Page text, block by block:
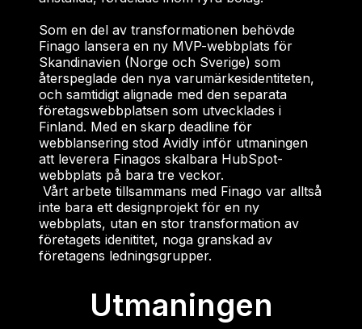
Som en del av transformationen behövde
Finago lansera en ny MVP-webbplats för
Skandinavien (Norge och Sverige) som
återspeglade den nya varumärkesidentiteten,
och samtidigt alignade med den separata
företagswebbplatsen som utvecklades i
Finland. Med en skarp deadline för
webblansering stod Avidly inför utmaningen
att leverera Finagos skalbara HubSpot-
webbplats på bara tre veckor.
Vårt arbete tillsammans med Finago var alltså
inte bara ett designprojekt för en ny
webbplats, utan en stor transformation av
företagets idenititet, noga granskad av
företagens ledningsgrupper.
Utmaningen